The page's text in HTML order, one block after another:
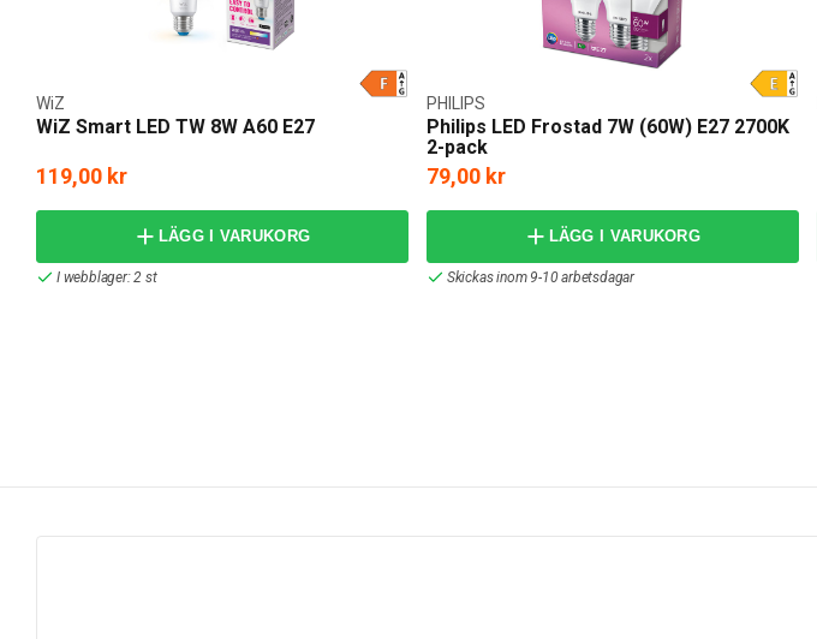
WiZ Smart LED TW 8W A60 E27
WiZ
119,00 kr
LÄGG I VARUKORG
I webblager: 2 st
Philips LED Frostad 7W (60W) E27 2700K
2-pack
PHILIPS
79,00 kr
LÄGG I VARUKORG
Skickas inom 9-10 arbetsdagar